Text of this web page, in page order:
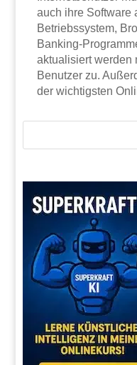
auch ihre Software
Betriebssystem,
Banking-
aktualisiert werden
Benutzer zu.
der wichtigsten